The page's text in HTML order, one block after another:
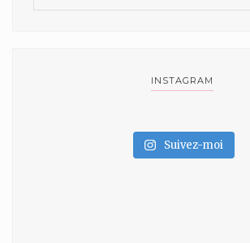
INSTAGRAM
Suivez-moi